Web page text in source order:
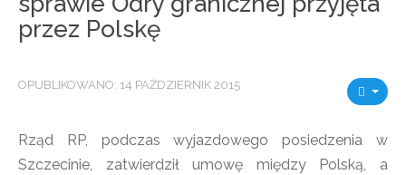
przez Polskę
OPUBLIKOWANO: 14 PAŹDZIERNIK 2015
Rząd RP, podczas wyjazdowego posiedzenia w
Szczecinie, zatwierdził umowę między Polską, a